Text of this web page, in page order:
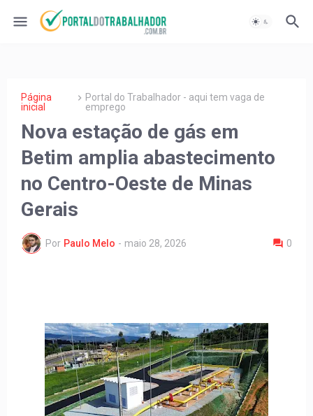
Página
inicial
Portal do Trabalhador - aqui tem vaga de
emprego
Nova estação de gás em
Betim amplia abastecimento
no Centro-Oeste de Minas
Gerais
Por Paulo Melo - maio 28, 2026 0